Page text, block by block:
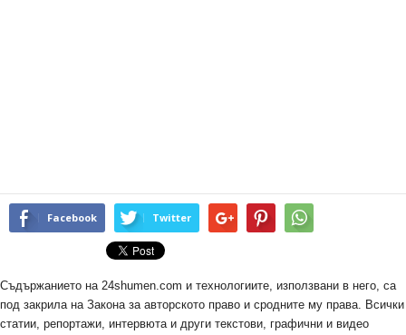
Facebook Twitter
Съдържанието на 24shumen.com и технологиите, използвани в него, са
под закрила на Закона за авторското право и сродните му права. Всички
статии, репортажи, интервюта и други текстови, графични и видео